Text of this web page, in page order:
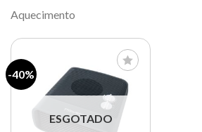
Aquecimento
-40%
Lista de
compras
ESGOTADO